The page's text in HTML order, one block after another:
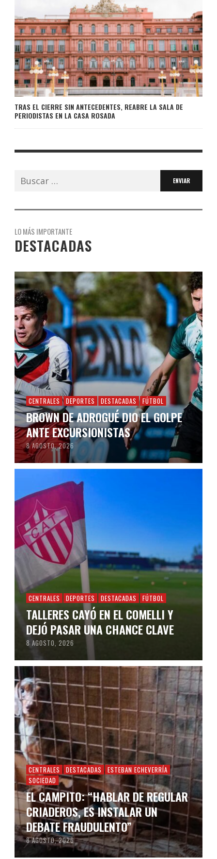
TRAS EL CIERRE SIN ANTECEDENTES, REABRE LA SALA DE
PERIODISTAS EN LA CASA ROSADA
Buscar:
LO MÁS IMPORTANTE
DESTACADAS
CENTRALES DEPORTES DESTACADAS FÚTBOL
BROWN DE ADROGUÉ DIO EL GOLPE
ANTE EXCURSIONISTAS
8 AGOSTO, 2026
CENTRALES DEPORTES DESTACADAS FÚTBOL
TALLERES CAYÓ EN EL COMELLI Y
DEJÓ PASAR UNA CHANCE CLAVE
8 AGOSTO, 2026
CENTRALES DESTACADAS
ESTEBAN ECHEVERRÍA
SOCIEDAD
EL CAMPITO: “HABLAR DE REGULAR
CRIADEROS, ES INSTALAR UN
DEBATE FRAUDULENTO”
8 AGOSTO, 2026